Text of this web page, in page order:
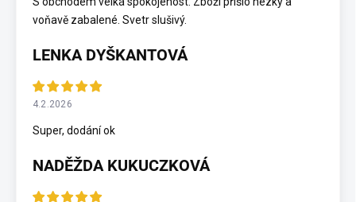
voňavě zabalené. Svetr slušivý.
LENKA DYŠKANTOVÁ
4.2.2026
Super, dodání ok
NADĚŽDA KUKUCZKOVÁ